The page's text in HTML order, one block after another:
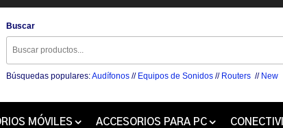
Buscar
Búsquedas populares:Audífonos // Equipos de Sonidos // Routers // New
MÓVILES ACCESORIOS PARA PC